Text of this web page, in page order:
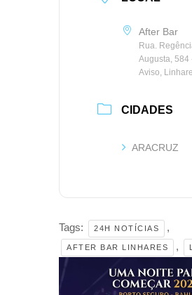
After Bar
Rua.
Augusta, 584
Aviso,
CIDADES
ARACRUZ
Tags: 24H NOTÍCIAS ,
AFTER BAR LINHARES ,